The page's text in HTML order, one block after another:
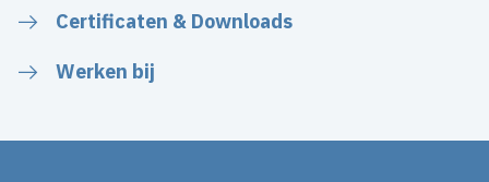
Certificaten & Downloads
Werken bij